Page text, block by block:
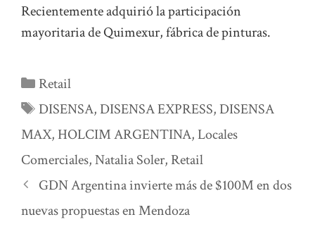
Recientemente adquirió la participación
mayoritaria de Quimexur, fábrica de pinturas.
Categorías
Retail
Etiquetas
DISENSA,DISENSA EXPRESS,DISENSA
MAX, HOLCIM ARGENTINA,Locales
Comerciales,Natalia Soler, Retail
GDN Argentina invierte más de $100M en dos
nuevas propuestas en Mendoza